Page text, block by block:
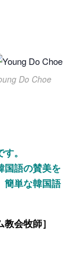
Do Choe
。
国語の賛美を
簡単な韓国語
会牧師］